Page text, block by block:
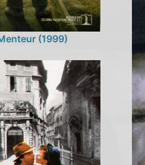
(1999)